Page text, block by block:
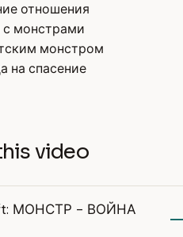
отношения
с монстрами
монстром
на спасение
video
МОНСТР - ВОЙНА